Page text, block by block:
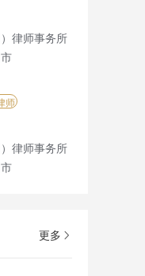
律师事务所
师
律师事务所
更多